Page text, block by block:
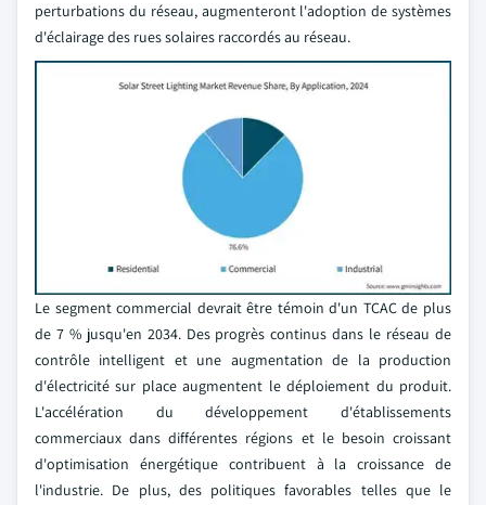
perturbations du réseau, augmenteront l'adoption de systèmes
d'éclairage des rues solaires raccordés au réseau.
Le segment commercial devrait être témoin d'un TCAC de plus
de 7 % jusqu'en 2034. Des progrès continus dans le réseau de
contrôle intelligent et une augmentation de la production
d'électricité sur place augmentent le déploiement du produit.
L'accélération du développement d'établissements
commerciaux dans différentes régions et le besoin croissant
d'optimisation énergétique contribuent à la croissance de
l'industrie. De plus, des politiques favorables telles que le